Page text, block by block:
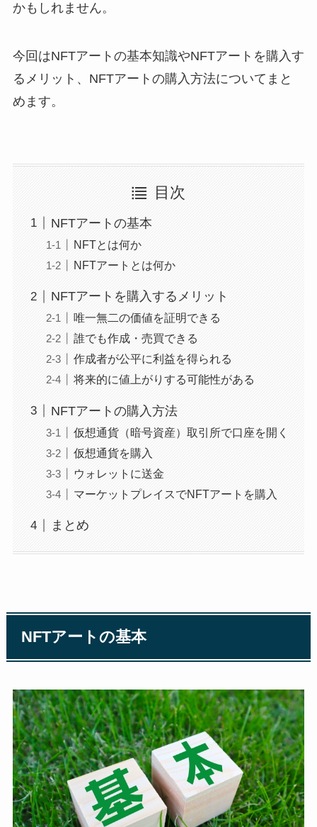
かもしれません。
今回はNFTアートの基本知識やNFTアートを購入す
るメリット、NFTアートの購入方法についてまと
めます。
目次
NFTアートの基本
NFTとは何か
NFTアートとは何か
NFTアートを購入するメリット
唯一無二の価値を証明できる
誰でも作成・売買できる
作成者が公平に利益を得られる
将来的に値上がりする可能性がある
NFTアートの購入方法
仮想通貨（暗号資産）取引所で口座を開く
仮想通貨を購入
ウォレットに送金
マーケットプレイスでNFTアートを購入
まとめ
NFTアートの基本